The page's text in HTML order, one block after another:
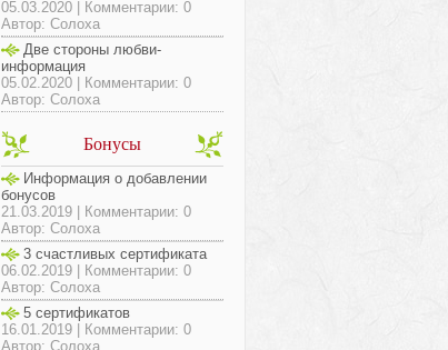
05.03.2020 | Комментарии: 0
Автор: Солоха
Две стороны любви-
информация
05.02.2020 | Комментарии: 0
Автор: Солоха
Бонусы
Информация о добавлении
бонусов
21.03.2019 | Комментарии: 0
Автор: Солоха
3 счастливых сертификата
06.02.2019 | Комментарии: 0
Автор: Солоха
5 сертификатов
16.01.2019 | Комментарии: 0
Автор: Солоха